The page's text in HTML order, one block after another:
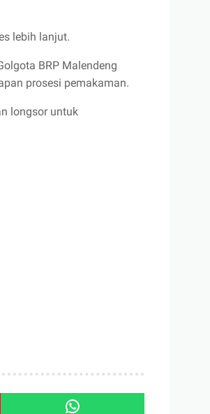
lebih lanjut.
BRP Malendeng
prosesi pemakaman.
longsor untuk